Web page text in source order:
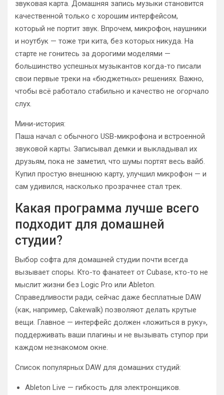
звуковая карта. Домашняя запись музыки становится
качественной только с хорошим интерфейсом,
который не портит звук. Впрочем, микрофон, наушники
и ноутбук — тоже три кита, без которых никуда. На
старте не гонитесь за дорогими моделями —
большинство успешных музыкантов когда-то писали
свои первые треки на «бюджетных» решениях. Важно,
чтобы всё работало стабильно и качество не огорчало
слух.
Мини-история:
Паша начал с обычного USB-микрофона и встроенной
звуковой карты. Записывал демки и выкладывал их
друзьям, пока не заметил, что шумы портят весь вайб.
Купил простую внешнюю карту, улучшил микрофон — и
сам удивился, насколько прозрачнее стал трек.
Какая программа лучше всего
подходит для домашней
студии?
Выбор софта для домашней студии почти всегда
вызывает споры. Кто-то фанатеет от Cubase, кто-то не
мыслит жизни без Logic Pro или Ableton.
Справедливости ради, сейчас даже бесплатные DAW
(как, например, Cakewalk) позволяют делать крутые
вещи. Главное — интерфейс должен «ложиться в руку»,
поддерживать ваши плагины и не вызывать ступор при
каждом незнакомом окне.
Список популярных DAW для домашних студий:
Ableton Live — гибкость для электронщиков.